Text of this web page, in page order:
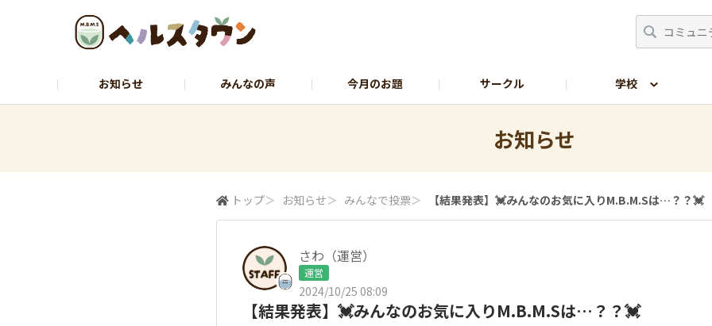
お知らせ みんなの声 今月のお題 サークル 学校
お知らせ
トップ＞ お知らせ＞ みんなで投票＞ 【結果発表】💓みんなのお気に入りM.B.M.Sは…？？💓
さわ（運営）
運営
2024/10/25 08:09
【結果発表】💓みんなのお気に入りM.B.M.Sは…？？💓